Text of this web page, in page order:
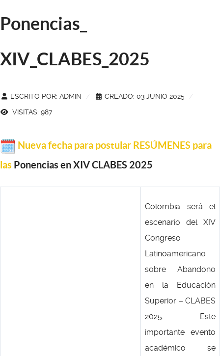
Ponencias_
XIV_CLABES_2025
ESCRITO POR: ADMIN
CREADO: 03 JUNIO 2025
VISITAS: 987
Nueva fecha para postular RESÚMENES para
las Ponencias en XIV CLABES 2025
Colombia será el
escenario del XIV
Congreso
Latinoamericano
sobre Abandono
en la Educación
Superior – CLABES
2025. Este
importante evento
académico se